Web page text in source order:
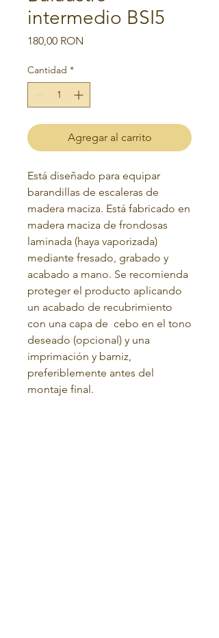
intermedio BSI5
180,00 RON
Cantidad *
Agregar al carrito
Está diseñado para equipar
barandillas de escaleras de
madera maciza. Está fabricado en
madera maciza de frondosas
laminada (haya vaporizada)
mediante fresado, grabado y
acabado a mano. Se recomienda
proteger el producto aplicando
un acabado de recubrimiento
con una capa de cebo en el tono
deseado (opcional) y una
imprimación y barniz,
preferiblemente antes del
montaje final.